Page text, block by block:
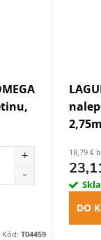
Kód:T04459
18,79 €
DO